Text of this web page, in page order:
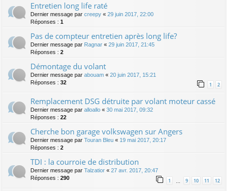
Entretien long life raté
Dernier message par creepy « 29 juin 2017, 22:00
Réponses : 1
Pas de compteur entretien après long life?
Dernier message par Ragnar « 29 juin 2017, 21:45
Réponses : 2
Démontage du volant
Dernier message par abouam « 20 juin 2017, 15:21
Réponses : 32 1 2
Remplacement DSG détruite par volant moteur cassé
Dernier message par alloallo « 30 mai 2017, 09:32
Réponses : 22
Cherche bon garage volkswagen sur Angers
Dernier message par Touran Bleu « 19 mai 2017, 20:17
Réponses : 2
TDI : la courroie de distribution
Dernier message par Talzatior « 27 avr. 2017, 20:47
Réponses : 290 1 9 10 11 12